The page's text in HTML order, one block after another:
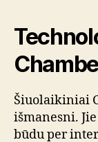
Šiuolaikiniai
išmanesni.
būdu per